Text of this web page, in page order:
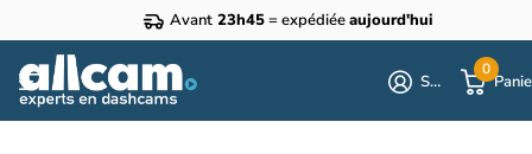
Avant 23h45= expédiéeaujourd'hui
S'identifier
0